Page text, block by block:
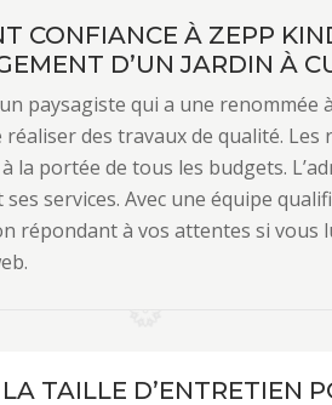
CONFIANCE À ZEPP
D’UN JARDIN À
paysagiste qui a une renommée
des travaux de qualité. Les
la portée de tous les budgets.
services. Avec une équipe
répondant à vos attentes si vous
LA TAILLE D’ENTRETIEN